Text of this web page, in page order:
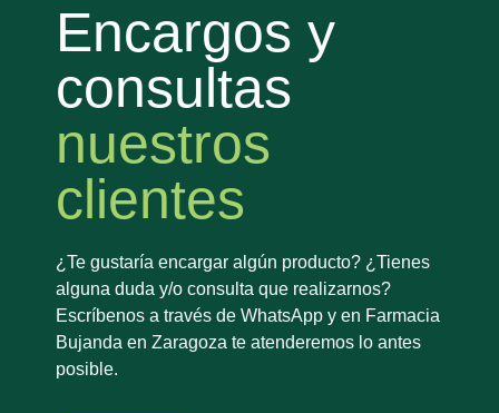
Encargos y
consultas
nuestros
clientes
¿Te gustaría encargar algún producto? ¿Tienes
alguna duda y/o consulta que realizarnos?
Escríbenos a través de WhatsApp y en Farmacia
Bujanda en Zaragoza te atenderemos lo antes
posible.